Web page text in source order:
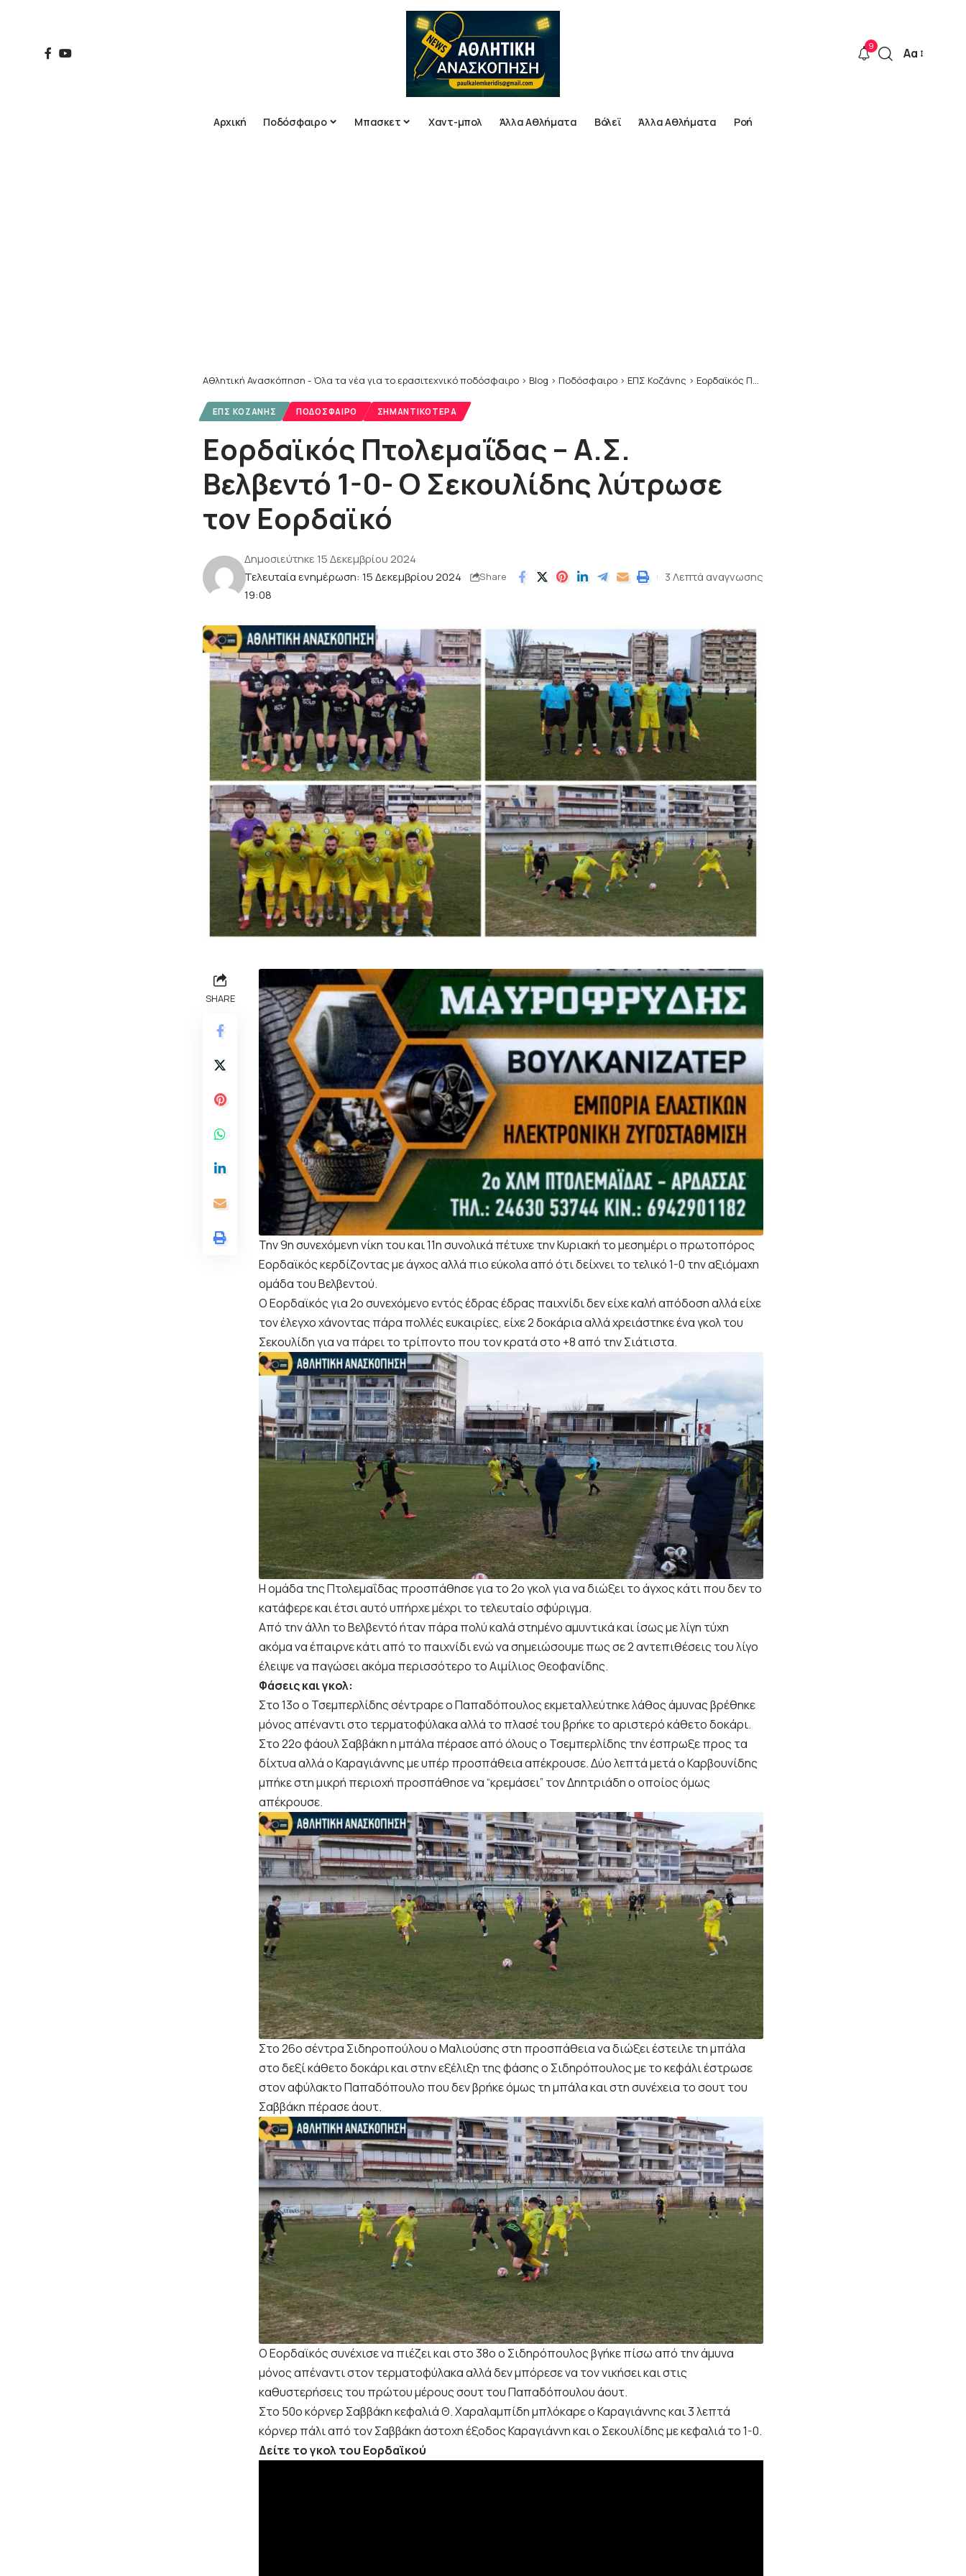
9
Font
Αα
Αρχική Ποδόσφαιρο Μπασκετ Χαντ-μπολ Άλλα Αθλήματα Βόλεϊ Άλλα Αθλήματα Ροή
Αθλητική Ανασκόπηση - Όλα τα νέα για το ερασιτεχνικό ποδόσφαιρο > Blog > Ποδόσφαιρο > ΕΠΣ Κοζάνης > Εορδαϊκός Πτολεμαΐδας – Α.Σ. Βελβεντό 1-0- Ο Σεκουλίδης λύτρωσε τον Εορδαϊκό
ΕΠΣ ΚΟΖΆΝΗΣ ΠΟΔΌΣΦΑΙΡΟ ΣΗΜΑΝΤΙΚΌΤΕΡΑ
Εορδαϊκός Πτολεμαΐδας – Α.Σ.
Βελβεντό 1-0- Ο Σεκουλίδης λύτρωσε
τον Εορδαϊκό
Τελευταία ενημέρωση: 15 Δεκεμβρίου 2024
19:08
Δημοσιεύτηκε 15 Δεκεμβρίου 2024
Share 3 Λεπτά αναγνωσης
SHARE
Την 9η συνεχόμενη νίκη του και 11η συνολικά πέτυχε την Κυριακή το μεσημέρι ο πρωτοπόρος
Εορδαϊκός κερδίζοντας με άγχος αλλά πιο εύκολα από ότι δείχνει το τελικό 1-0 την αξιόμαχη
ομάδα του Βελβεντού.
Ο Εορδαϊκός για 2ο συνεχόμενο εντός έδρας έδρας παιχνίδι δεν είχε καλή απόδοση αλλά είχε
τον έλεγχο χάνοντας πάρα πολλές ευκαιρίες, είχε 2 δοκάρια αλλά χρειάστηκε ένα γκολ του
Σεκουλίδη για να πάρει το τρίποντο που τον κρατά στο +8 από την Σιάτιστα.
Η ομάδα της Πτολεμαΐδας προσπάθησε για το 2ο γκολ για να διώξει το άγχος κάτι που δεν το
κατάφερε και έτσι αυτό υπήρχε μέχρι το τελευταίο σφύριγμα.
Από την άλλη το Βελβεντό ήταν πάρα πολύ καλά στημένο αμυντικά και ίσως με λίγη τύχη
ακόμα να έπαιρνε κάτι από το παιχνίδι ενώ να σημειώσουμε πως σε 2 αντεπιθέσεις του λίγο
έλειψε να παγώσει ακόμα περισσότερο το Αιμίλιος Θεοφανίδης.
Φάσεις και γκολ:
Στο 13ο ο Τσεμπερλίδης σέντραρε ο Παπαδόπουλος εκμεταλλεύτηκε λάθος άμυνας βρέθηκε
μόνος απέναντι στο τερματοφύλακα αλλά το πλασέ του βρήκε το αριστερό κάθετο δοκάρι.
Στο 22ο φάουλ Σαββάκη η μπάλα πέρασε από όλους ο Τσεμπερλίδης την έσπρωξε προς τα
δίχτυα αλλά ο Καραγιάννης με υπέρ προσπάθεια απέκρουσε. Δύο λεπτά μετά ο Καρβουνίδης
μπήκε στη μικρή περιοχή προσπάθησε να “κρεμάσει” τον Δηητριάδη ο οποίος όμως
απέκρουσε.
Στο 26ο σέντρα Σιδηροπούλου ο Μαλιούσης στη προσπάθεια να διώξει έστειλε τη μπάλα
στο δεξί κάθετο δοκάρι και στην εξέλιξη της φάσης ο Σιδηρόπουλος με το κεφάλι έστρωσε
στον αφύλακτο Παπαδόπουλο που δεν βρήκε όμως τη μπάλα και στη συνέχεια το σουτ του
Σαββάκη πέρασε άουτ.
Ο Εορδαϊκός συνέχισε να πιέζει και στο 38ο ο Σιδηρόπουλος βγήκε πίσω από την άμυνα
μόνος απέναντι στον τερματοφύλακα αλλά δεν μπόρεσε να τον νικήσει και στις
καθυστερήσεις του πρώτου μέρους σουτ του Παπαδόπουλου άουτ.
Στο 50ο κόρνερ Σαββάκη κεφαλιά Θ. Χαραλαμπίδη μπλόκαρε ο Καραγιάννης και 3 λεπτά
κόρνερ πάλι από τον Σαββάκη άστοχη έξοδος Καραγιάννη και ο Σεκουλίδης με κεφαλιά το 1-0.
Δείτε το γκολ του Εορδαϊκού